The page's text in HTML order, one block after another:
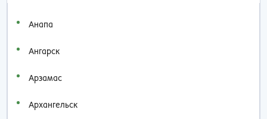
Анапа
Ангарск
Арзамас
Архангельск